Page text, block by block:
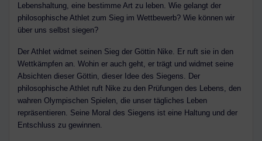
Lebenshaltung, eine bestimme Art zu leben. Wie gelangt der
philosophische Athlet zum Sieg im Wettbewerb? Wie können wir
über uns selbst siegen?
Der Athlet widmet seinen Sieg der Göttin Nike. Er ruft sie in den
Wettkämpfen an. Wohin er auch geht, er trägt und widmet seine
Absichten dieser Göttin, dieser Idee des Siegens. Der
philosophische Athlet ruft Nike zu den Prüfungen des Lebens, den
wahren Olympischen Spielen, die unser tägliches Leben
repräsentieren. Seine Moral des Siegens ist eine Haltung und der
Entschluss zu gewinnen.